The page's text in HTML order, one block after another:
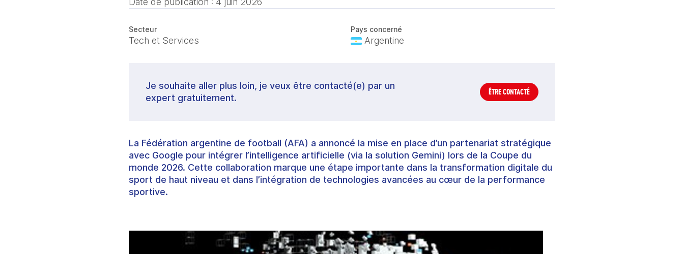
Secteur
Tech et Services
Pays concerné
Argentine
Je souhaite aller plus loin, je veux être contacté(e) par un
expert gratuitement.
ÊTRE CONTACTÉ
La Fédération argentine de football (AFA) a annoncé la mise en place d’un partenariat stratégique
avec Google pour intégrer l’intelligence artificielle (via la solution Gemini) lors de la Coupe du
monde 2026. Cette collaboration marque une étape importante dans la transformation digitale du
sport de haut niveau et dans l’intégration de technologies avancées au cœur de la performance
sportive.